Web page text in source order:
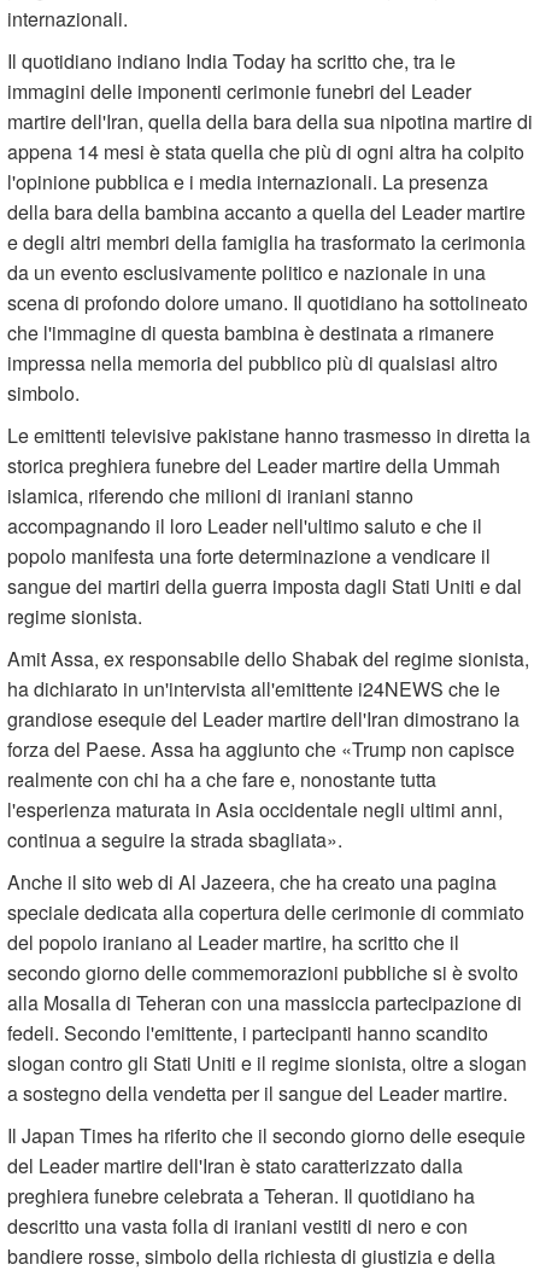
internazionali.
Il quotidiano indiano India Today ha scritto che, tra le
immagini delle imponenti cerimonie funebri del Leader
martire dell'Iran, quella della bara della sua nipotina martire di
appena 14 mesi è stata quella che più di ogni altra ha colpito
l'opinione pubblica e i media internazionali. La presenza
della bara della bambina accanto a quella del Leader martire
e degli altri membri della famiglia ha trasformato la cerimonia
da un evento esclusivamente politico e nazionale in una
scena di profondo dolore umano. Il quotidiano ha sottolineato
che l'immagine di questa bambina è destinata a rimanere
impressa nella memoria del pubblico più di qualsiasi altro
simbolo.
Le emittenti televisive pakistane hanno trasmesso in diretta la
storica preghiera funebre del Leader martire della Ummah
islamica, riferendo che milioni di iraniani stanno
accompagnando il loro Leader nell'ultimo saluto e che il
popolo manifesta una forte determinazione a vendicare il
sangue dei martiri della guerra imposta dagli Stati Uniti e dal
regime sionista.
Amit Assa, ex responsabile dello Shabak del regime sionista,
ha dichiarato in un'intervista all'emittente i24NEWS che le
grandiose esequie del Leader martire dell'Iran dimostrano la
forza del Paese. Assa ha aggiunto che «Trump non capisce
realmente con chi ha a che fare e, nonostante tutta
l'esperienza maturata in Asia occidentale negli ultimi anni,
continua a seguire la strada sbagliata».
Anche il sito web di Al Jazeera, che ha creato una pagina
speciale dedicata alla copertura delle cerimonie di commiato
del popolo iraniano al Leader martire, ha scritto che il
secondo giorno delle commemorazioni pubbliche si è svolto
alla Mosalla di Teheran con una massiccia partecipazione di
fedeli. Secondo l'emittente, i partecipanti hanno scandito
slogan contro gli Stati Uniti e il regime sionista, oltre a slogan
a sostegno della vendetta per il sangue del Leader martire.
Il Japan Times ha riferito che il secondo giorno delle esequie
del Leader martire dell'Iran è stato caratterizzato dalla
preghiera funebre celebrata a Teheran. Il quotidiano ha
descritto una vasta folla di iraniani vestiti di nero e con
bandiere rosse, simbolo della richiesta di giustizia e della